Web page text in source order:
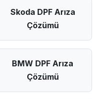
Skoda DPF Arıza
Çözümü
BMW DPF Arıza
Çözümü